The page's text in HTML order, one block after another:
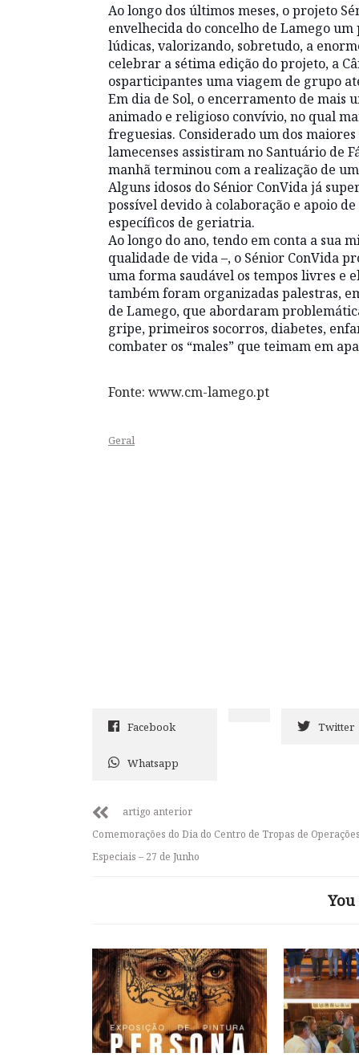
Ao longo dos últimos meses, o projeto
envelhecida do concelho de Lamego
lúdicas, valorizando, sobretudo, a
celebrar a sétima edição do projeto, a
osparticipantes uma viagem de grupo
Em dia de Sol, o encerramento de mais
animado e religioso convívio, no qual
freguesias. Considerado um dos
lamecenses assistiram no Santuário de
manhã terminou com a realização de
Alguns idosos do Sénior ConVida já
possível devido à colaboração e apoio
específicos de geriatria.
Ao longo do ano, tendo em conta a sua
qualidade de vida –, o Sénior ConVida
uma forma saudável os tempos livres e
também foram organizadas palestras,
de Lamego, que abordaram
gripe, primeiros socorros, diabetes,
combater os “males” que teimam em
Fonte: www.cm-lamego.pt
Geral
Facebook Twitter
Whatsapp
artigo anterior
Comemorações do Dia do Centro de Tropas de
Especiais – 27 de Junho